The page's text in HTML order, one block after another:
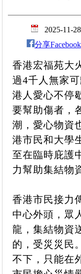
2025-11-28
分享Facebook
香港宏福苑大
過4千人無家
港人愛心不停
要幫助傷者，
潮，愛心物資
港市民和大學
至在臨時庇護
力幫助集結物
香港市民接力
中心外頭，眾
龍，集結物資
的，受災災民
不下，只能在